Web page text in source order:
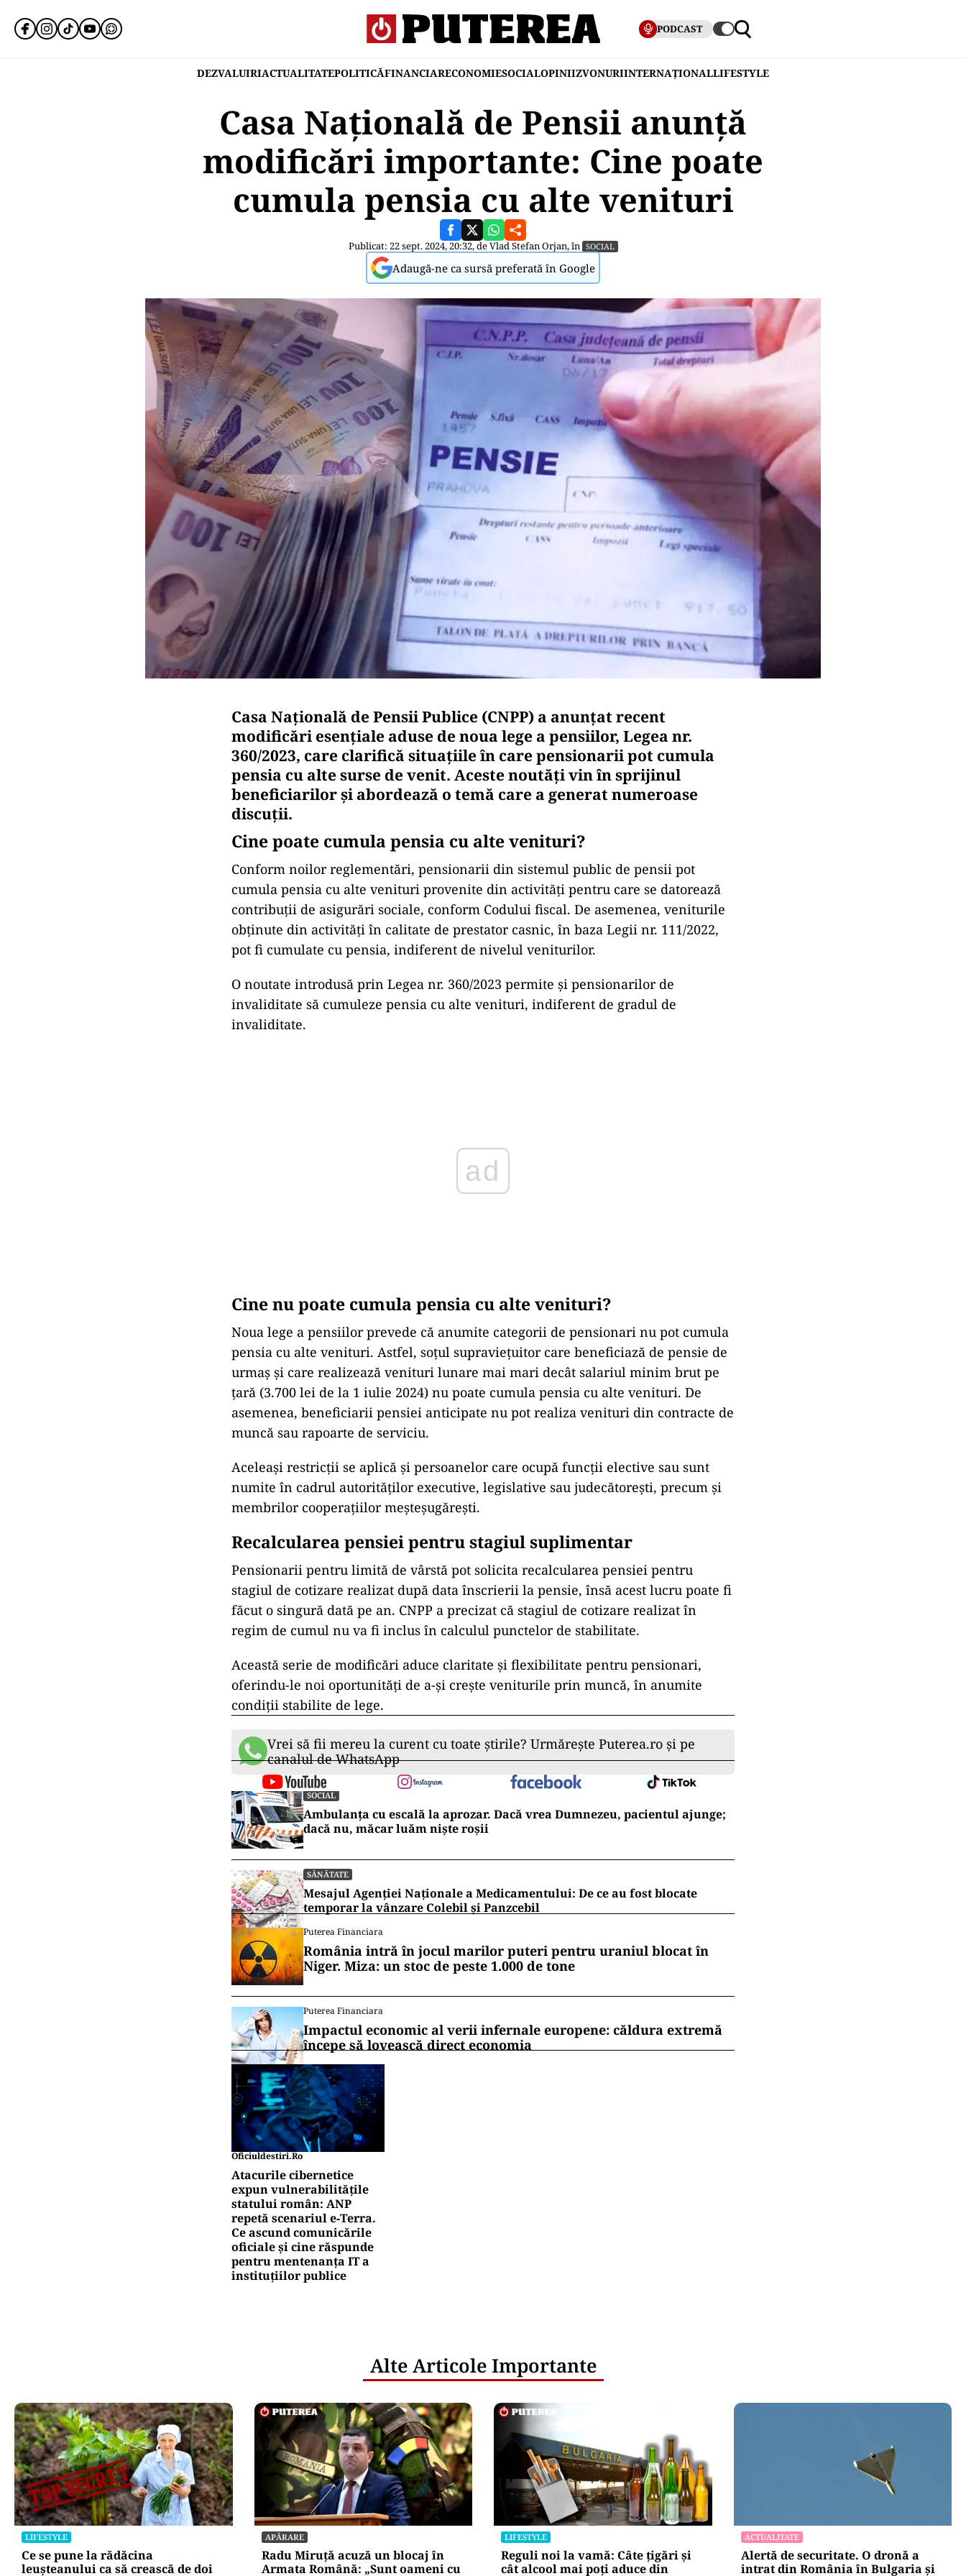
PODCAST
DEZVALUIRIACTUALITATEPOLITICĂFINANCIARECONOMIESOCIALOPINIIZVONURIINTERNAȚIONALLIFESTYLE
Casa Națională de Pensii anunță
modificări importante: Cine poate
cumula pensia cu alte venituri
Publicat: 22 sept. 2024, 20:32, deVlad Stefan Orjan, în SOCIAL
Adaugă-ne ca sursă preferată în Google
Casa Națională de Pensii Publice (CNPP) a anunțat recent
modificări esențiale aduse de noua lege a pensiilor, Legea nr.
360/2023, care clarifică situațiile în care pensionarii pot cumula
pensia cu alte surse de venit. Aceste noutăți vin în sprijinul
beneficiarilor și abordează o temă care a generat numeroase
discuții.
Cine poate cumula pensia cu alte venituri?
Conform noilor reglementări, pensionarii din sistemul public de pensii pot
cumula pensia cu alte venituri provenite din activități pentru care se datorează
contribuții de asigurări sociale, conform Codului fiscal. De asemenea, veniturile
obținute din activități în calitate de prestator casnic, în baza Legii nr. 111/2022,
pot fi cumulate cu pensia, indiferent de nivelul veniturilor.
O noutate introdusă prin Legea nr. 360/2023 permite și pensionarilor de
invaliditate să cumuleze pensia cu alte venituri, indiferent de gradul de
invaliditate.
ad
Cine nu poate cumula pensia cu alte venituri?
Noua lege a pensiilor prevede că anumite categorii de pensionari nu pot cumula
pensia cu alte venituri. Astfel, soțul supraviețuitor care beneficiază de pensie de
urmaș și care realizează venituri lunare mai mari decât salariul minim brut pe
țară (3.700 lei de la 1 iulie 2024) nu poate cumula pensia cu alte venituri. De
asemenea, beneficiarii pensiei anticipate nu pot realiza venituri din contracte de
muncă sau rapoarte de serviciu.
Aceleași restricții se aplică și persoanelor care ocupă funcții elective sau sunt
numite în cadrul autorităților executive, legislative sau judecătorești, precum și
membrilor cooperațiilor meșteșugărești.
Recalcularea pensiei pentru stagiul suplimentar
Pensionarii pentru limită de vârstă pot solicita recalcularea pensiei pentru
stagiul de cotizare realizat după data înscrierii la pensie, însă acest lucru poate fi
făcut o singură dată pe an. CNPP a precizat că stagiul de cotizare realizat în
regim de cumul nu va fi inclus în calculul punctelor de stabilitate.
Această serie de modificări aduce claritate și flexibilitate pentru pensionari,
oferindu-le noi oportunități de a-și crește veniturile prin muncă, în anumite
condiții stabilite de lege.
Vrei să fii mereu la curent cu toate știrile? Urmărește Puterea.ro și pe
canalul de WhatsApp
SOCIAL
Ambulanța cu escală la aprozar. Dacă vrea Dumnezeu, pacientul ajunge;
dacă nu, măcar luăm niște roșii
SĂNĂTATE
Mesajul Agenției Naționale a Medicamentului: De ce au fost blocate
temporar la vânzare Colebil și Panzcebil
Puterea Financiara
România intră în jocul marilor puteri pentru uraniul blocat în
Niger. Miza: un stoc de peste 1.000 de tone
Puterea Financiara
Impactul economic al verii infernale europene: căldura extremă
începe să lovească direct economia
Oficiuldestiri.ro
Atacurile cibernetice
expun vulnerabilitățile
statului român: ANP
repetă scenariul e‑Terra.
Ce ascund comunicările
oficiale și cine răspunde
pentru mentenanța IT a
instituțiilor publice
Alte Articole Importante
LIFESTYLE
Ce se pune la rădăcina
leușteanului ca să crească de doi
APĂRARE
Radu Miruță acuză un blocaj în
Armata Română: „Sunt oameni cu
LIFESTYLE
Reguli noi la vamă: Câte țigări și
cât alcool mai poți aduce din
ACTUALITATE
Alertă de securitate. O dronă a
intrat din România în Bulgaria şi